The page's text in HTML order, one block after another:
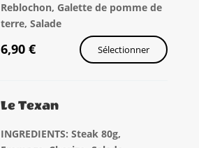
Reblochon, Galette de pomme de
terre, Salade
6,90 € Sélectionner
Le Texan
INGREDIENTS: Steak 80g,